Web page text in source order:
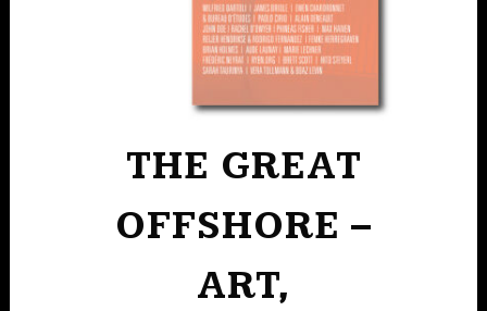
THE GREAT
OFFSHORE –
ART,